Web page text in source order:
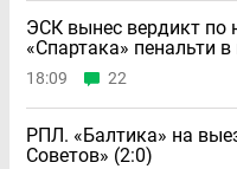
ЭСК вынес вердикт по
«Спартака» пенальти
18:09 22
РПЛ. «Балтика» на
Советов» (2:0)